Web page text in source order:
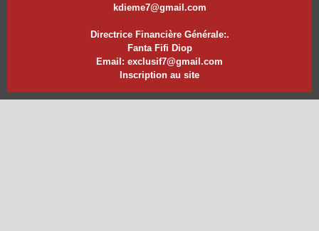
kdieme7@gmail.com
Directrice Financière Générale:.
Fanta Fifi Diop
Email: exclusif7@gmail.com
Inscription au site